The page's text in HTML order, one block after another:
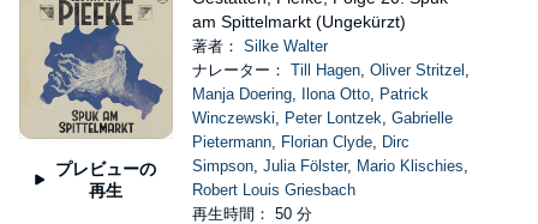
プレビューの
再生
am Spittelmarkt (Ungekürzt)
著者： Silke Walter
ナレーター： Till Hagen, Oliver Stritzel ,
Manja Doering, Ilona Otto, Patrick
Winczewski, Peter Lontzek, Gabrielle
Pietermann, Florian Clyde, Dirc
Simpson, Julia Fölster, Mario Klischies,
Robert Louis Griesbach
再生時間： 50 分